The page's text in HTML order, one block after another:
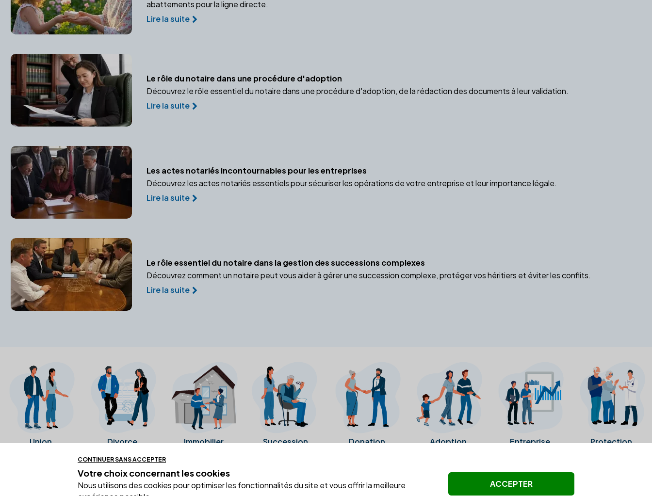
abattements pour la ligne directe.
Lire la suite
Le rôle du notaire dans une procédure d'adoption
Découvrez le rôle essentiel du notaire dans une procédure d'adoption, de la rédaction des documents à leur validation.
Lire la suite
Les actes notariés incontournables pour les entreprises
Découvrez les actes notariés essentiels pour sécuriser les opérations de votre entreprise et leur importance légale.
Lire la suite
Le rôle essentiel du notaire dans la gestion des successions complexes
Découvrez comment un notaire peut vous aider à gérer une succession complexe, protéger vos héritiers et éviter les conflits.
Lire la suite
Union Divorce Immobilier Succession Donation Adoption Entreprise Protection
Ces avis proviennent directement de la fiche Google Business de l'office notarial. Ils n'ont ni été collectés ni été vérifiés par Alexia.fr.
CONTINUER SANS ACCEPTER
Votre choix concernant les cookies
Nous utilisons des cookies pour optimiser les fonctionnalités du site et vous offrir la meilleure
ACCEPTER